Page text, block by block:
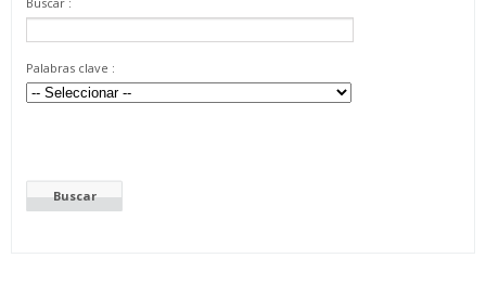
Palabras clave :